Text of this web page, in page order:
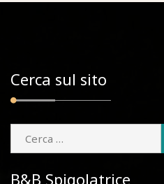
Cerca sul sito
per:
B&B Spigolatrice